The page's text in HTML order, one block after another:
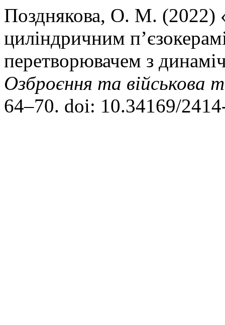
Позднякова, О. М. (2022)
циліндричним
перетворювачем з
Озброєння та військова
64–70. doi: 10.34169/